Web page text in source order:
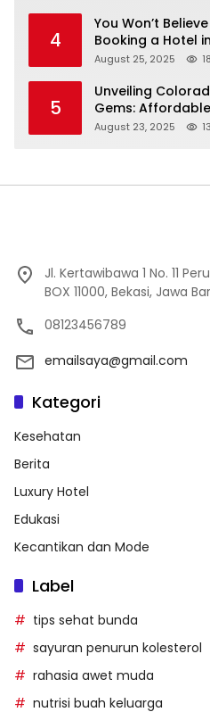
4
You Won’t
Booking a Hotel
Cheap to Luxe!
August 25, 2025
5
Unveiling
Gems:
and Everything In
August 23, 2025
Jl. Kertawibawa 1 No. 11
BOX 11000, Bekasi, Jawa
08123456789
emailsaya@gmail.com
Kategori
Kesehatan
Berita
Luxury Hotel
Edukasi
Kecantikan dan Mode
Label
tips sehat bunda
sayuran penurun kolesterol
rahasia awet muda
nutrisi buah keluarga